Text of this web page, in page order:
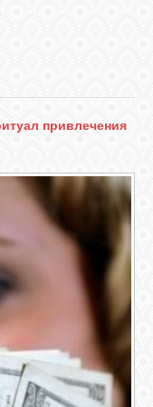
привлечения